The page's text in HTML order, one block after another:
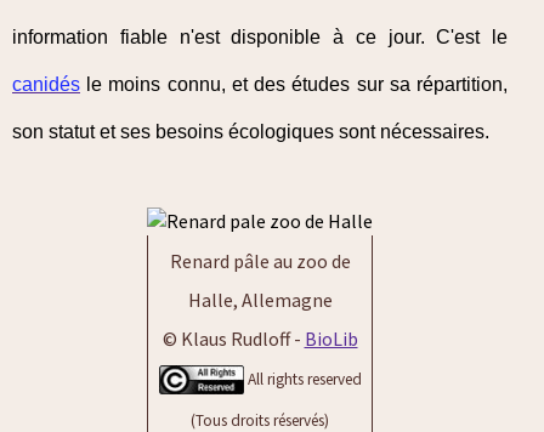
information fiable n'est disponible à ce jour. C'est le
canidés le moins connu, et des études sur sa répartition,
son statut et ses besoins écologiques sont nécessaires.
Renard pâle au zoo de
Halle, Allemagne
© Klaus Rudloff - BioLib
All rights reserved
(Tous droits réservés)